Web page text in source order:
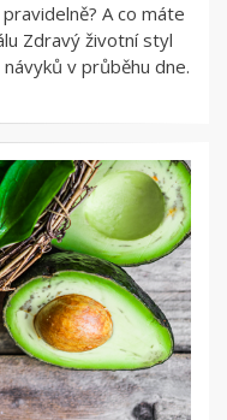
A co máte
Zdravý životní styl
v průběhu dne.